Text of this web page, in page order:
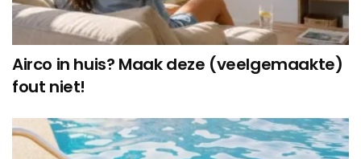
Airco in huis? Maak deze (veelgemaakte)
fout niet!